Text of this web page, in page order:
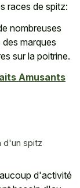
races de spitz:
nombreuses
marques
sur la poitrine.
Amusants
d'un spitz
d'activité